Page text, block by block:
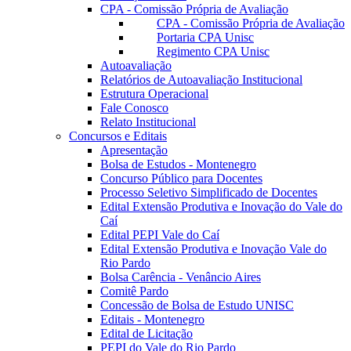
CPA - Comissão Própria de Avaliação
CPA - Comissão Própria de Avaliação
Portaria CPA Unisc
Regimento CPA Unisc
Autoavaliação
Relatórios de Autoavaliação Institucional
Estrutura Operacional
Fale Conosco
Relato Institucional
Concursos e Editais
Apresentação
Bolsa de Estudos - Montenegro
Concurso Público para Docentes
Processo Seletivo Simplificado de Docentes
Edital Extensão Produtiva e Inovação do Vale do
Caí
Edital PEPI Vale do Caí
Edital Extensão Produtiva e Inovação Vale do
Rio Pardo
Bolsa Carência - Venâncio Aires
Comitê Pardo
Concessão de Bolsa de Estudo UNISC
Editais - Montenegro
Edital de Licitação
PEPI do Vale do Rio Pardo